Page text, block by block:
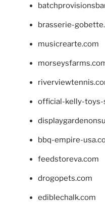
brasserie-
musicrearte.com
official-kelly-toys-
bbq-empire-
feedstoreva.com
drogopets.com
ediblechalk.com